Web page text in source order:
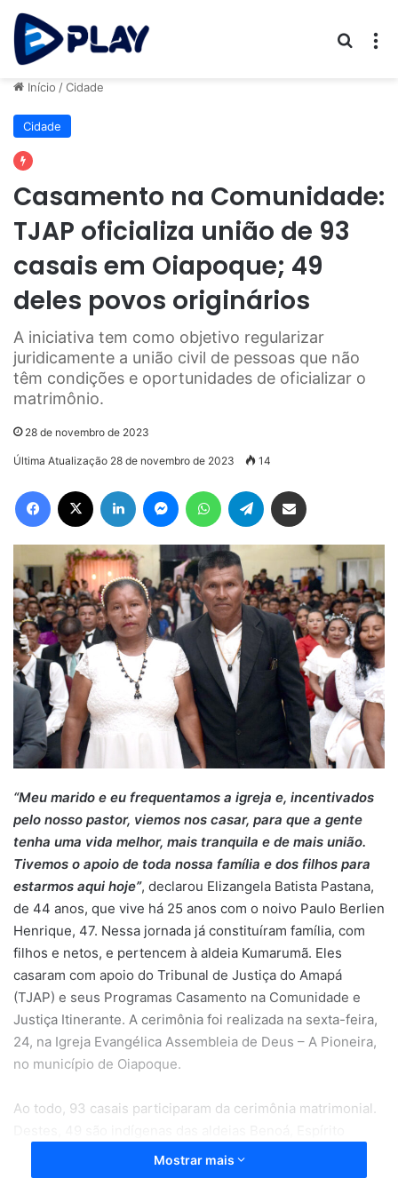
Início /Cidade
Cidade
Casamento na Comunidade:
TJAP oficializa união de 93
casais em Oiapoque; 49
deles povos originários
A iniciativa tem como objetivo regularizar
juridicamente a união civil de pessoas que não
têm condições e oportunidades de oficializar o
matrimônio.
28 de novembro de 2023
Última Atualização 28 de novembro de 2023 14
Facebook Linkedin MessengerWhatsAppTelegram
“Meu marido e eu frequentamos a igreja e, incentivados
pelo nosso pastor, viemos nos casar, para que a gente
tenha uma vida melhor, mais tranquila e de mais união.
Tivemos o apoio de toda nossa família e dos filhos para
estarmos aqui hoje”, declarou Elizangela Batista Pastana,
de 44 anos, que vive há 25 anos com o noivo Paulo Berlien
Henrique, 47. Nessa jornada já constituíram família, com
filhos e netos, e pertencem à aldeia Kumarumã. Eles
casaram com apoio do Tribunal de Justiça do Amapá
(TJAP) e seus Programas Casamento na Comunidade e
Justiça Itinerante. A cerimônia foi realizada na sexta-feira,
24, na Igreja Evangélica Assembleia de Deus – A Pioneira,
no município de Oiapoque.
Ao todo, 93 casais participaram da cerimônia matrimonial.
Santo, Flaman, Kumarumã, Jó Def e Manga, localizadas no
extremo norte do Amapá. Além da tradicional celebração
Mostrar mais